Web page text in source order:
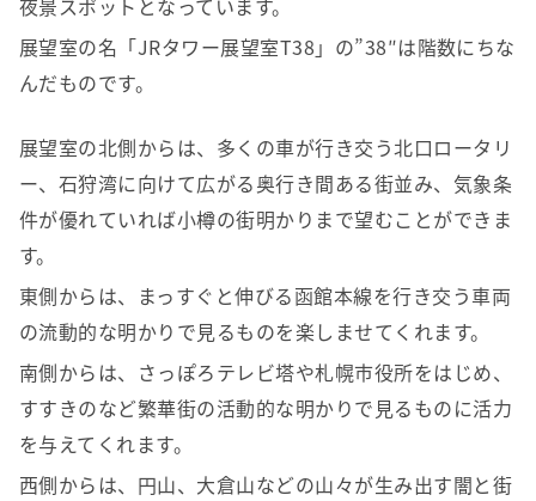
夜景スポットとなっています。
展望室の名「JRタワー展望室T38」の”38″は階数にちな
んだものです。
展望室の北側からは、多くの車が行き交う北口ロータリ
ー、石狩湾に向けて広がる奥行き間ある街並み、気象条
件が優れていれば小樽の街明かりまで望むことができま
す。
東側からは、まっすぐと伸びる函館本線を行き交う車両
の流動的な明かりで見るものを楽しませてくれます。
南側からは、さっぽろテレビ塔や札幌市役所をはじめ、
すすきのなど繁華街の活動的な明かりで見るものに活力
を与えてくれます。
西側からは、円山、大倉山などの山々が生み出す闇と街